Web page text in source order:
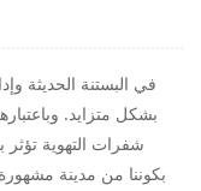
في البستنة الحديثة
بشكل متزايد.
شفرات التهوية
بكوننا من مدينة